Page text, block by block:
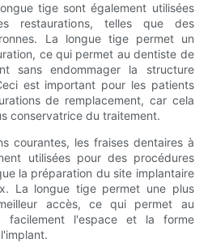
tige sont également utilisées
restaurations, telles que des
La longue tige permet un
ce qui permet au dentiste de
sans endommager la structure
est important pour les patients
de remplacement, car cela
conservatrice du traitement.
courantes, les fraises dentaires à
utilisées pour des procédures
la préparation du site implantaire
La longue tige permet une plus
accès, ce qui permet au
l'espace et la forme